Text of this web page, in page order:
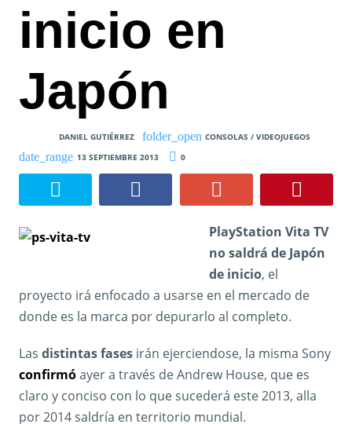
inicio en
Japón
DANIEL GUTIÉRREZ
CONSOLAS / VIDEOJUEGOS
13 SEPTIEMBRE 2013
0
PlayStation Vita TV
no saldrá de Japón
de inicio, el
proyecto irá enfocado a usarse en el mercado de
donde es la marca por depurarlo al completo.
Las distintas fases irán ejerciendose, la misma Sony
confirmóayer a través de Andrew House, que es
claro y conciso con lo que sucederá este 2013, alla
por 2014 saldría en territorio mundial.